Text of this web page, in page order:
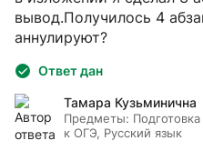
вывод.Получилось 4
аннулируют?
Ответ дан
Тамара Кузьминична
Предметы:
к ОГЭ, Русский язык